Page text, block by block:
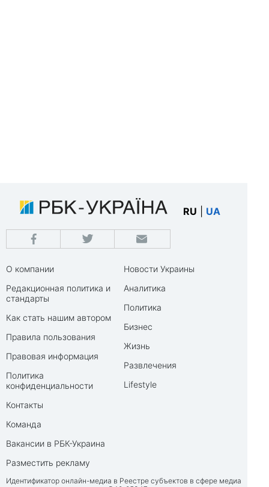
RU UA
О компании
Редакционная политика и
стандарты
Как стать нашим автором
Правила пользования
Правовая информация
Политика
конфиденциальности
Контакты
Команда
Вакансии в РБК-Украина
Разместить рекламу
Новости Украины
Аналитика
Политика
Бизнес
Жизнь
Развлечения
Lifestyle
Идентификатор онлайн-медиа в Реестре субъектов в сфере медиа